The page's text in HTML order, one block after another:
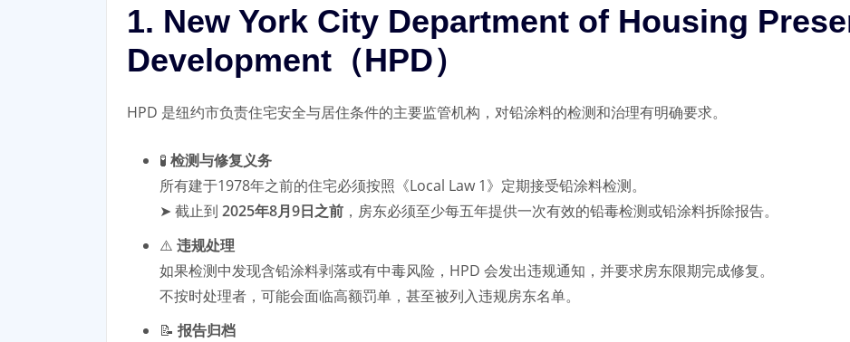
1. New York City Department of Housing
Development（HPD）
HPD 是纽约市负责住宅安全与居住条件的主要监管机构，对铅涂料的检测和治理有明确要求。
🧪 检测与修复义务
所有建于1978年之前的住宅必须按照《Local Law 1》定期接受铅涂料检测。
➤ 截止到 2025年8月9日之前 ，房东必须至少每五年提供一次有效的铅毒检测或铅涂料拆除报告。
⚠️ 违规处理
如果检测中发现含铅涂料剥落或有中毒风险，HPD 会发出违规通知，并要求房东限期完成修复。
不按时处理者，可能会面临高额罚单，甚至被列入违规房东名单。
📝 报告归档